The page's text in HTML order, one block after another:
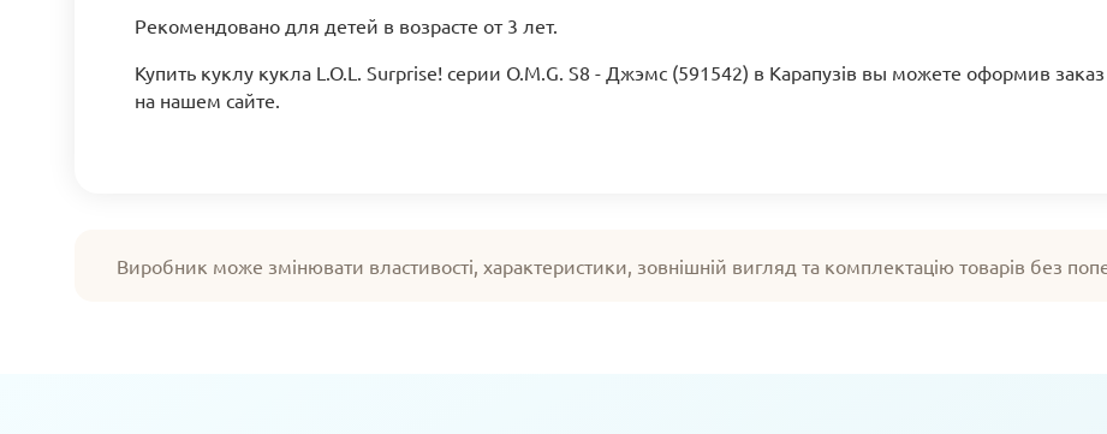
Рекомендовано для детей в возрасте от 3 лет.
Купить куклу кукла L.O.L. Surprise! серии O.M.G. S8 - Джэмс (591542) в Карапузів вы можете оформив
на нашем сайте.
Виробник може змінювати властивості, характеристики, зовнішній вигляд та комплектацію товарів без